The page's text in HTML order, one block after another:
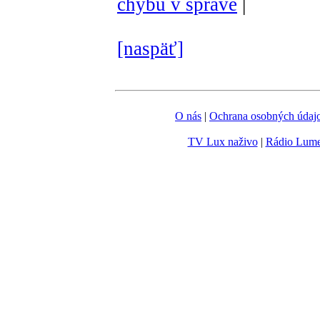
[naspäť]
O nás | Ochrana osobných
TV Lux naživo| Rádio